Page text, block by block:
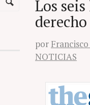
Los
por
NOTICIAS